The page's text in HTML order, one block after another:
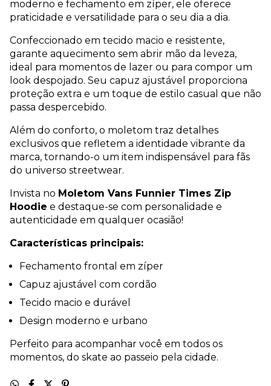
moderno e fechamento em zíper, ele oferece
praticidade e versatilidade para o seu dia a dia.
Confeccionado em tecido macio e resistente,
garante aquecimento sem abrir mão da leveza,
ideal para momentos de lazer ou para compor um
look despojado. Seu capuz ajustável proporciona
proteção extra e um toque de estilo casual que não
passa despercebido.
Além do conforto, o moletom traz detalhes
exclusivos que refletem a identidade vibrante da
marca, tornando-o um item indispensável para fãs
do universo streetwear.
Invista no Moletom Vans Funnier Times Zip
Hoodie e destaque-se com personalidade e
autenticidade em qualquer ocasião!
Características principais:
Fechamento frontal em zíper
Capuz ajustável com cordão
Tecido macio e durável
Design moderno e urbano
Perfeito para acompanhar você em todos os
momentos, do skate ao passeio pela cidade.